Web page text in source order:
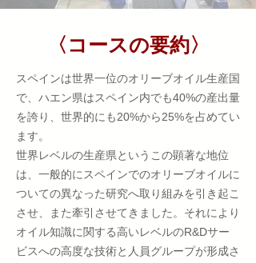
〈コースの要約〉
スペインは世界一位のオリーブオイル生産国
で、ハエン県はスペイン内でも40%の産出量
を誇り、世界的にも20%から25%を占めてい
ます。
世界レベルの生産県というこの顕著な地位
は、一般的にスペインでのオリーブオイルに
ついての異なった研究へ取り組みを引き起こ
させ、また牽引させてきました。それにより
オイル知識に関する高いレベルのR&Dサー
ビスへの高度な技術と人員グループが形成さ